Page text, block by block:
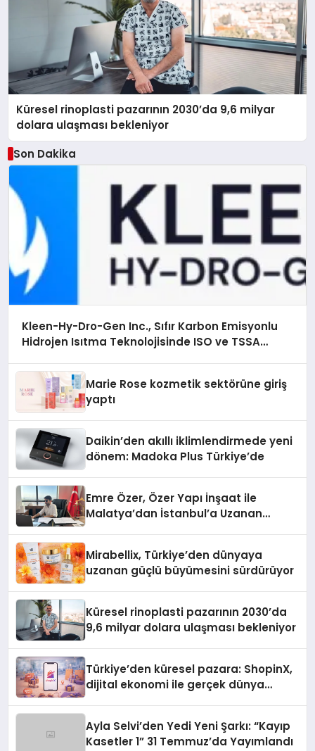
Küresel rinoplasti pazarının 2030’da 9,6 milyar
dolara ulaşması bekleniyor
Son Dakika
Kleen-Hy-Dro-Gen Inc., Sıfır Karbon Emisyonlu
Hidrojen Isıtma Teknolojisinde ISO ve TSSA
Marie Rose kozmetik sektörüne giriş
yaptı
Daikin’den akıllı iklimlendirmede yeni
dönem: Madoka Plus Türkiye’de
Emre Özer, Özer Yapı İnşaat ile
Malatya’dan İstanbul’a Uzanan
Mirabellix, Türkiye’den dünyaya
uzanan güçlü büyümesini sürdürüyor
Küresel rinoplasti pazarının 2030’da
9,6 milyar dolara ulaşması bekleniyor
Türkiye’den küresel pazara: ShopinX,
dijital ekonomi ile gerçek dünya
Ayla Selvi’den Yedi Yeni Şarkı: “Kayıp
Kasetler 1” 31 Temmuz’da Yayımlandı